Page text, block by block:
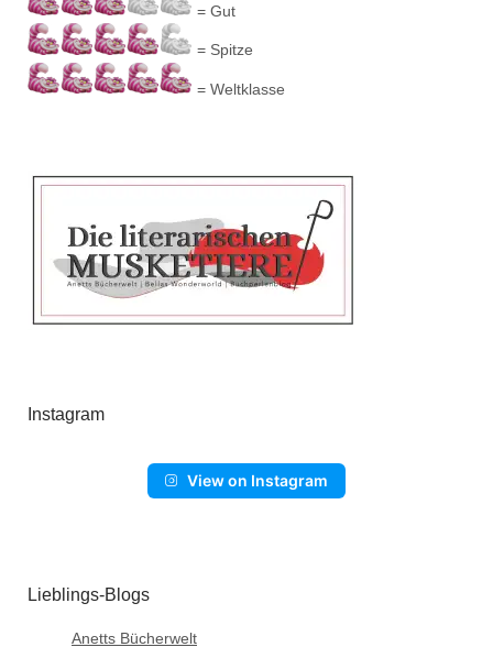
= Gut
= Spitze
= Weltklasse
Instagram
View on Instagram
Lieblings-Blogs
Anetts Bücherwelt